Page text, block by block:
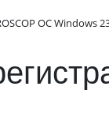
OC Windows